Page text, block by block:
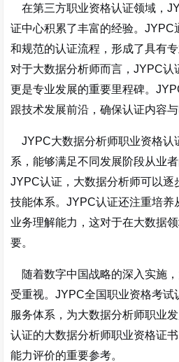
在第三方职业资格认证领域，
证中心积累了丰富的经验。JYPC
和规范的认证流程，形成了具有
对于大数据分析师而言，JYPC认
更是专业发展的重要里程碑。
跟技术发展前沿，确保认证内容与
JYPC大数据分析师职业资格认
系，能够满足不同发展阶段从业
JYPC认证，大数据分析师可以逐
技能体系。JYPC认证还注重培养
业务理解能力，这对于在大数据
要。
随着数字中国战略的深入实施
受重视。JYPC全国职业资格考试
服务体系，为大数据分析师职业
认证的大数据分析师职业资格证
能力评价的重要参考。